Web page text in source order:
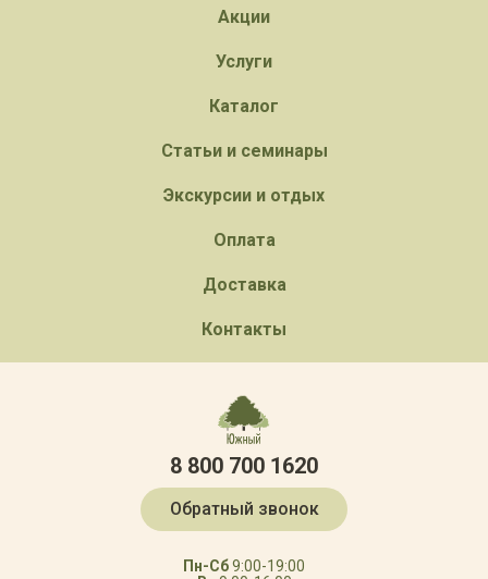
Акции
Услуги
Каталог
Статьи и семинары
Экскурсии и отдых
Оплата
Доставка
Контакты
8 800 700 1620
Обратный звонок
Пн-Сб9:00-19:00